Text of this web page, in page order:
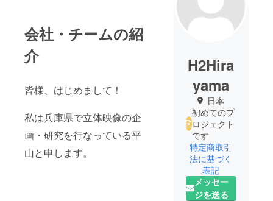
会社・チームの紹
介
皆様、はじめまして！
私は兵庫県で立体映像の企
画・研究を行なっている平
山と申します。
H2Hira
yama
日本
初めてのプ
ロジェクト
です
特定商取引
法に基づく
表記
メッセー
ジを送る